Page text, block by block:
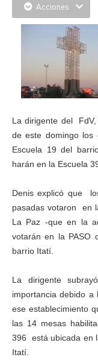
Acciones
La dirigente del
de este domingo los
Escuela 19 del
harán en la Escuela
Denis explicó que
pasadas votaron en
La Paz -que en la
votarán en la PASO
barrio Itatí.
La dirigente
importancia debido
ese establecimiento
las 14 mesas
396 está ubicada en
Itatí.